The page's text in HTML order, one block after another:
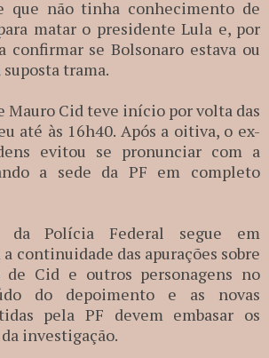
que não tinha conhecimento de
matar o presidente Lula e, por
confirmar se Bolsonaro estava ou
trama.
Mauro Cid teve início por volta das
até às 16h40. Após a oitiva, o ex-
evitou se pronunciar com a
a sede da PF em completo
da Polícia Federal segue em
continuidade das apurações sobre
Cid e outros personagens no
do depoimento e as novas
pela PF devem embasar os
investigação.